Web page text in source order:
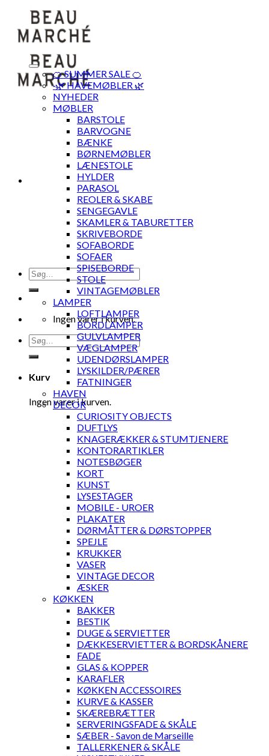
content
Søg
efter:
Ingen varer i kurven.
Søg
efter:
Kurv
Ingen varer i kurven.
🍊 SUMMER SALE 🍊
·🌿 HAVEMØBLER 🌿
NYHEDER
MØBLER
BARSTOLE
BARVOGNE
BÆNKE
BØRNEMØBLER
LÆNESTOLE
HYLDER
PARASOL
REOLER & SKABE
SENGEGAVLE
SKAMLER & TABURETTER
SKRIVEBORDE
SOFABORDE
SOFAER
SPISEBORDE
STOLE
VINTAGEMØBLER
LAMPER
LOFTLAMPER
BORDLAMPER
GULVLAMPER
VÆGLAMPER
UDENDØRSLAMPER
LYSKILDER/PÆRER
FATNINGER
HAVEN
DECOR
CURIOSITY OBJECTS
DUFTLYS
KNAGERÆKKER & STUMTJENERE
KONTORARTIKLER
NOTESBØGER
KORT
KUNST
LYSESTAGER
MOBILE - UROER
PLAKATER
DØRMÅTTER & DØRSTOPPER
SPEJLE
KRUKKER
VASER
VINTAGE DECOR
ÆSKER
KØKKEN
BAKKER
BESTIK
DUGE & SERVIETTER
DÆKKESERVIETTER & BORDSKÅNERE
FADE
GLAS & KOPPER
KARAFLER
KØKKEN ACCESSOIRES
KURVE & KASSER
SKÆREBRÆTTER
SERVERINGSFADE & SKÅLE
SÆBER - Savon de Marseille
TALLERKENER & SKÅLE